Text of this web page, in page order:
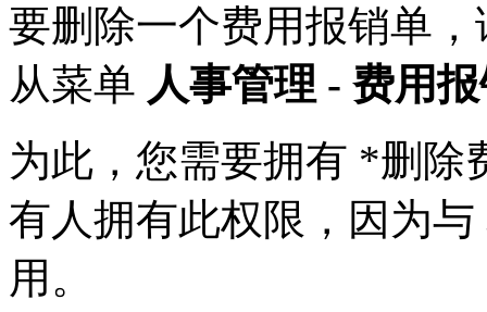
要删除一个费用报销单
从菜单 人事管理 - 费用
为此，您需要拥有 *删除
有人拥有此权限，因为
用。